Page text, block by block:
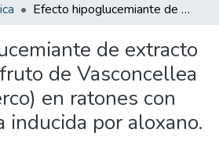
Efecto hipoglucemiante de extracto etanólico del fruto de Vasconcellea candicans (Kerco) en ratones con hiperglucemia inducida por aloxano.
de extracto
de Vasconcellea
en ratones con
inducida por aloxano.